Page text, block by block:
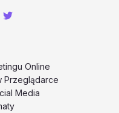
Online
Przeglądarce
Media